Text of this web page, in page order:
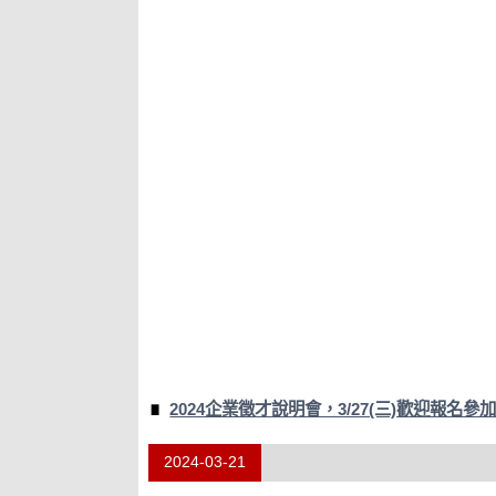
2024企業徵才說明會，3/27(三)歡迎報名參
2024-03-21